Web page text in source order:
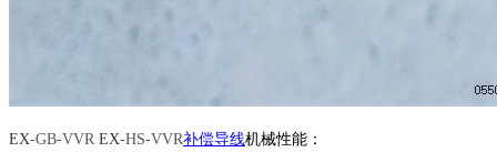
EX-GB-VVR EX-HS-VVR补偿导线机械性能：